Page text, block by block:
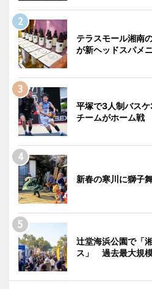
テラスモール湘南
が新ヘッドスパメ
平塚で3人制バス
チームがホーム戦
新春の寒川に獅子
辻堂海浜公園で「
ス」 過去最大規